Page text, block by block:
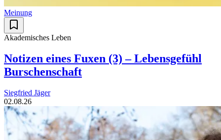
Meinung
Akademisches Leben
Notizen eines Fuxen (3) – Lebensgefühl
Burschenschaft
Siegfried Jäger
02.08.26